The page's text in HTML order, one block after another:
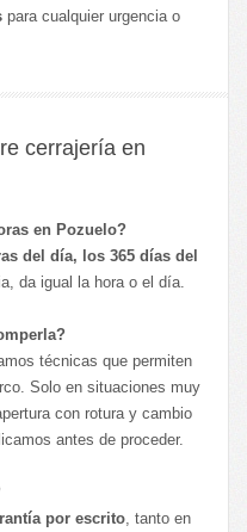
para cualquier urgencia o
cerrajería en
en Pozuelo?
del día, los 365 días del
da igual la hora o el día.
técnicas que permiten
Solo en situaciones muy
con rotura y cambio
antes de proceder.
por escrito , tanto en